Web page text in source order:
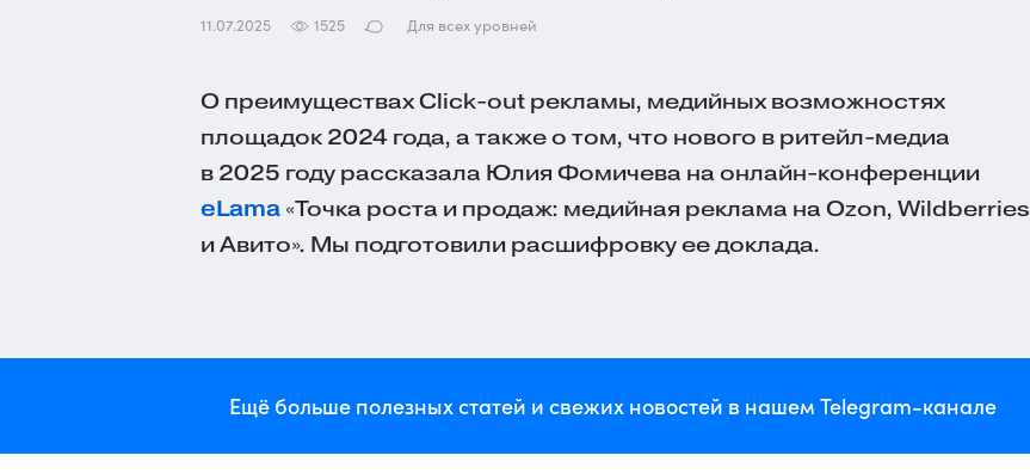
11.07.2025 1525 Для всех уровней
О преимуществахClick-out рекламы, медийных возможностях
площадок 2024 года, а также о том, что нового в ритейл-медиа
в 2025 году рассказала Юлия Фомичева на онлайн-конференции
eLama «Точка роста и продаж: медийная реклама на Ozon, Wildberries
и Авито». Мы подготовили расшифровку ее доклада.
Ещё больше полезных статей и свежих новостей в нашем Telegram-канале